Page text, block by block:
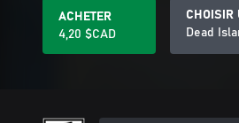
ACHETER
4,20 $CAD
CHOISIR
Dead